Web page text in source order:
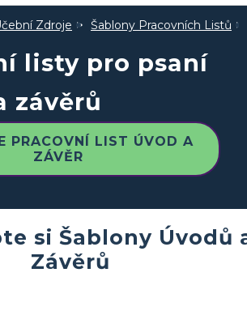
Zdroje Šablony Pracovních Listů
listy pro psaní
závěrů
PRACOVNÍ LIST ÚVOD A
ZÁVĚR
si Šablony Úvodů
Závěrů